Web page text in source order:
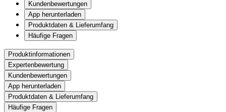
Kundenbewertungen
App herunterladen
Produktdaten & Lieferumfang
Häufige Fragen
Produktinformationen
Expertenbewertung
Kundenbewertungen
App herunterladen
Produktdaten & Lieferumfang
Häufige Fragen